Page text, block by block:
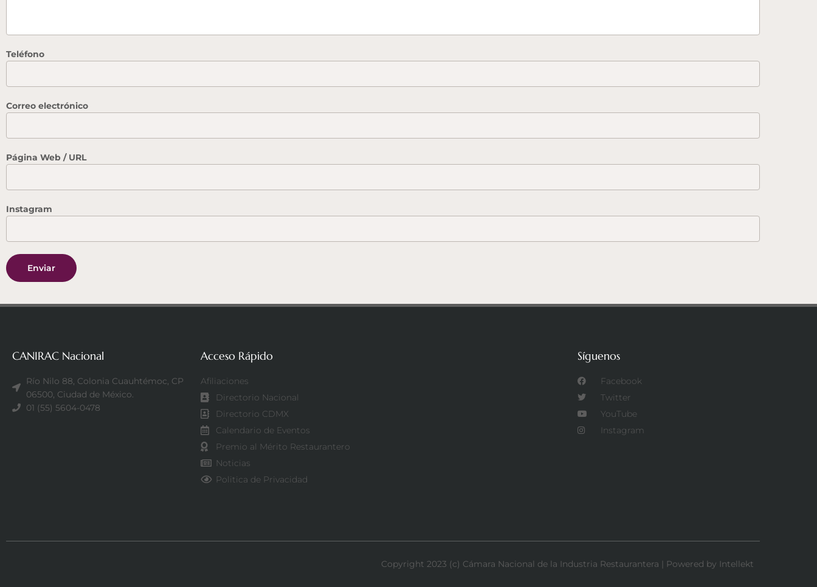
Teléfono
Correo electrónico
Página Web / URL
Instagram
Enviar
CANIRAC Nacional
Río Nilo 88, Colonia Cuauhtémoc, CP
06500, Ciudad de México.
01 (55) 5604-0478
Acceso Rápido
Afiliaciones
Directorio Nacional
Directorio CDMX
Calendario de Eventos
Premio al Mérito Restaurantero
Noticias
Politica de Privacidad
Síguenos
Facebook
Twitter
YouTube
Instagram
Copyright 2023 (c) Cámara Nacional de la Industria Restaurantera | Powered by Intellekt